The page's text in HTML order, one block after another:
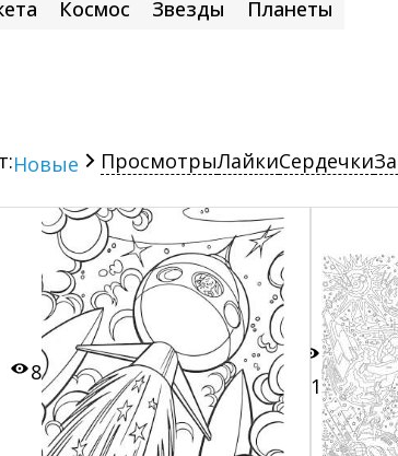
Космос Звезды Планеты
Новые ПросмотрыЛайкиСердечки
8
21